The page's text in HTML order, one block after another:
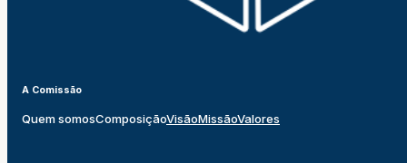
A Comissão
Quem somosComposiçãoVisãoMissãoValores